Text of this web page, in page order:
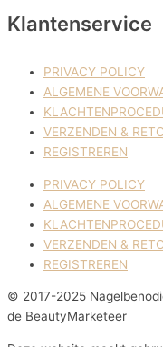
Klantenservice
PRIVACY POLICY
ALGEMENE
VERZENDEN &
REGISTREREN
PRIVACY POLICY
ALGEMENE
VERZENDEN &
REGISTREREN
© 2017-2025
de BeautyMarketeer